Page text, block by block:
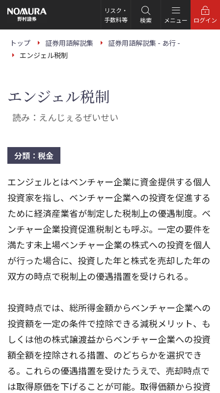
の
ー
リスク・
手数料等
検索 メニュー ログイン
トップ 証券用語解説集
証券用語解説集 - あ行 -
エンジェル税制
エンジェル税制
読み：えんじぇるぜいせい
分類：税金
エンジェルとはベンチャー企業に資金提供する個人
投資家を指し、ベンチャー企業への投資を促進する
ために経済産業省が制定した税制上の優遇制度。ベ
ンチャー企業投資促進税制とも呼ぶ。一定の要件を
満たす未上場ベンチャー企業の株式への投資を個人
が行った場合に、投資した年と株式を売却した年の
双方の時点で税制上の優遇措置を受けられる。
投資時点では、総所得金額からベンチャー企業への
投資額を一定の条件で控除できる減税メリット、も
しくは他の株式譲渡益からベンチャー企業への投資
額全額を控除される措置、のどちらかを選択でき
る。これらの優遇措置を受けたうえで、売却時点で
は取得原価を下げることが可能。取得価額から投資